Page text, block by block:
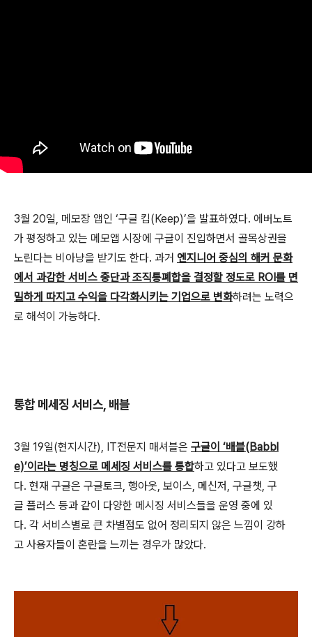
3월 20일, 메모장 앱인 ‘구글 킵(Keep)’을 발표하였다. 에버노트
가 평정하고 있는 메모앱 시장에 구글이 진입하면서 골목상권을
노린다는 비아냥을 받기도 한다. 과거 엔지니어 중심의 해커 문화
에서 과감한 서비스 중단과 조직통폐합을 결정할 정도로 ROI를 면
밀하게 따지고 수익을 다각화시키는 기업으로 변화하려는 노력으
로 해석이 가능하다.
통합 메세징 서비스, 배블
3월 19일(현지시간), IT전문지 매셔블은 구글이 ‘배블(Babbl
e)’이라는 명칭으로 메세징 서비스를 통합하고 있다고 보도했
다. 현재 구글은 구글토크, 행아웃, 보이스, 메신저, 구글챗, 구
글 플러스 등과 같이 다양한 메시징 서비스들을 운영 중에 있
다. 각 서비스별로 큰 차별점도 없어 정리되지 않은 느낌이 강하
고 사용자들이 혼란을 느끼는 경우가 많았다.